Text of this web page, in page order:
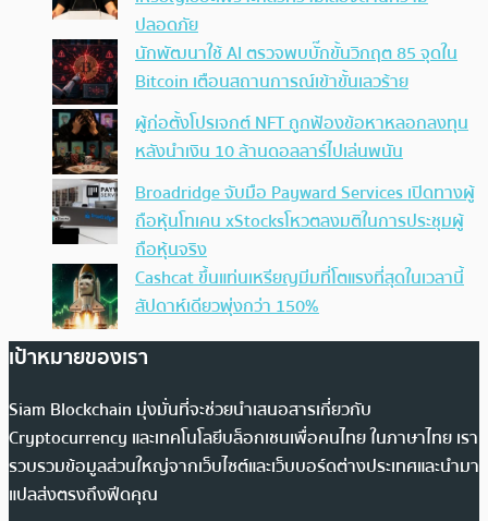
ปลอดภัย
นักพัฒนาใช้ AI ตรวจพบบั๊กขั้นวิกฤต 85 จุดใน
Bitcoin เตือนสถานการณ์เข้าขั้นเลวร้าย
ผู้ก่อตั้งโปรเจกต์ NFT ถูกฟ้องข้อหาหลอกลงทุน
หลังนำเงิน 10 ล้านดอลลาร์ไปเล่นพนัน
Broadridge จับมือ Payward Services เปิดทางผู้
ถือหุ้นโทเคน xStocksโหวตลงมติในการประชุมผู้
ถือหุ้นจริง
Cashcat ขึ้นแท่นเหรียญมีมที่โตแรงที่สุดในเวลานี้
สัปดาห์เดียวพุ่งกว่า 150%
เป้าหมายของเรา
Siam Blockchain มุ่งมั่นที่จะช่วยนำเสนอสารเกี่ยวกับ
Cryptocurrency และเทคโนโลยีบล็อกเชนเพื่อคนไทย ในภาษาไทย เรา
รวบรวมข้อมูลส่วนใหญ่จากเว็บไซต์และเว็บบอร์ดต่างประเทศและนำมา
แปลส่งตรงถึงฟีดคุณ